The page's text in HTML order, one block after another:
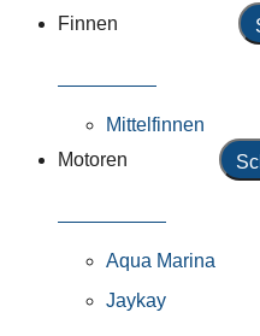
Finnen
Mittelfinnen
Motoren
Aqua Marina
Jaykay